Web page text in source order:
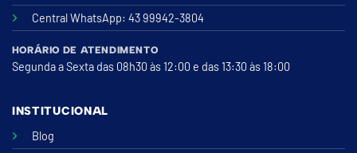
Central WhatsApp: 43 99942-3804
HORÁRIO DE ATENDIMENTO
Segunda a Sexta das 08h30 às 12:00 e das 13:30 às 18:00
INSTITUCIONAL
Blog